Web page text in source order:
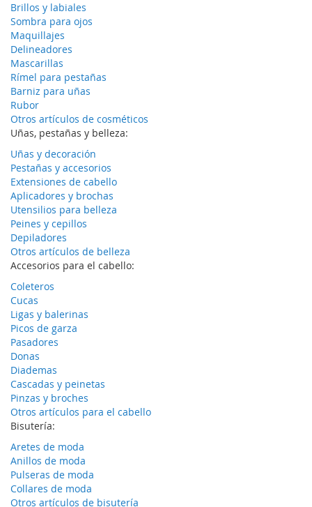
Brillos y labiales
Sombra para ojos
Maquillajes
Delineadores
Mascarillas
Rímel para pestañas
Barniz para uñas
Rubor
Otros artículos de cosméticos
Uñas, pestañas y belleza:
Uñas y decoración
Pestañas y accesorios
Extensiones de cabello
Aplicadores y brochas
Utensilios para belleza
Peines y cepillos
Depiladores
Otros artículos de belleza
Accesorios para el cabello:
Coleteros
Cucas
Ligas y balerinas
Picos de garza
Pasadores
Donas
Diademas
Cascadas y peinetas
Pinzas y broches
Otros artículos para el cabello
Bisutería:
Aretes de moda
Anillos de moda
Pulseras de moda
Collares de moda
Otros artículos de bisutería